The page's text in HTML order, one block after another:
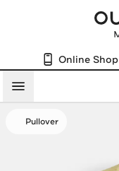
Online Shop
Menü
Pullover